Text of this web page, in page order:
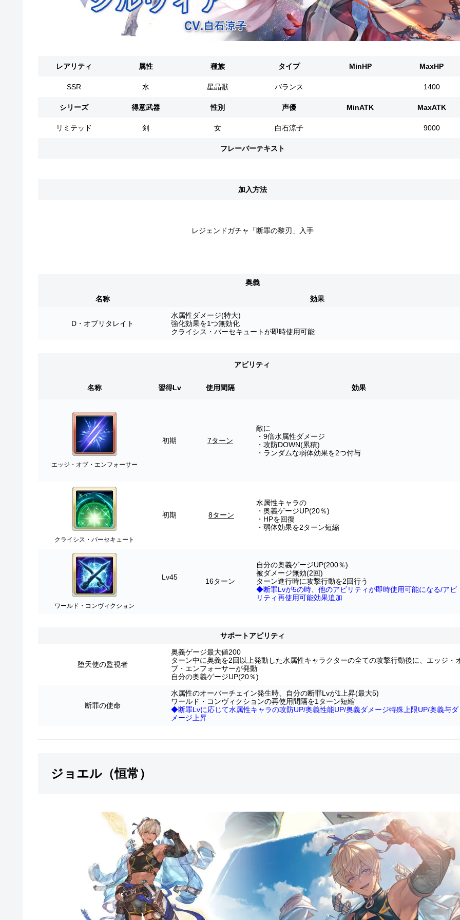
レアリティ 属性 種族 タイプ MinHP MaxHP
SSR 水 星晶獣 バランス 1400
シリーズ 得意武器 性別 声優 MinATK MaxATK
リミテッド 剣 女 白石涼子 9000
フレーバーテキスト
加入方法
レジェンドガチャ「断罪の黎刃 」入手
奥義
名称
効果
D・オブリタレイト
水属性ダメージ(特大)
強化効果を1つ無効化
クライシス・パーセキュートが即時使用可能
アビリティ
名称 習得Lv 使用間隔 効果
エッジ・オブ・エンフォーサー
初期 7ターン
敵に
・9倍水属性ダメージ
・攻防DOWN(累積)
・ランダムな弱体効果を2つ付与
クライシス・パーセキュート
初期 8ターン
水属性キャラの
・奥義ゲージUP(20％)
・HPを回復
・弱体効果を2ターン短縮
ワールド・コンヴィクション
Lv45 16ターン
自分の奥義ゲージUP(200％)
被ダメージ無効(2回)
ターン進行時に攻撃行動を2回行う
◆断罪Lvが5の時、他のアビリティが即時使用可能になる/アビ
リティ再使用可能効果追加
サポートアビリティ
堕天使の監視者
奥義ゲージ最大値200
ターン中に奥義を2回以上発動した水属性キャラクターの全ての攻撃行動後に、エッジ・
ブ・エンフォーサーが発動
自分の奥義ゲージUP(20％)
断罪の使命
水属性のオーバーチェイン発生時、自分の断罪Lvが1上昇(最大5)
ワールド・コンヴィクションの再使用間隔を1ターン短縮
◆断罪Lvに応じて水属性キャラの攻防UP/奥義性能UP/奥義ダメージ特殊上限UP/奥義与ダ
メージ上昇
ジョエル（恒常）